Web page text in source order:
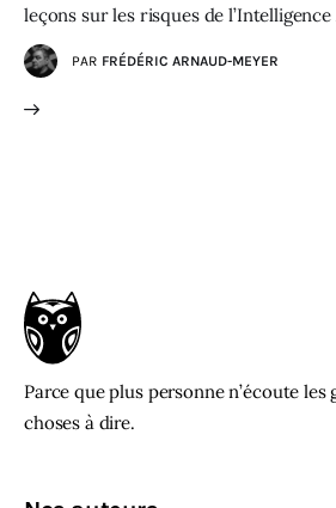
leçons sur les risques de
PAR FRÉDÉRIC ARNAUD-MEYER
Parce que plus personne n’écoute les
choses à dire.